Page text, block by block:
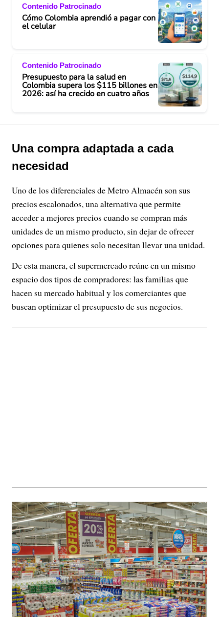
Contenido Patrocinado
Cómo Colombia aprendió a pagar con
el celular
Contenido Patrocinado
Presupuesto para la salud en
Colombia supera los $115 billones en
2026: así ha crecido en cuatro años
Una compra adaptada a cada
necesidad
Uno de los diferenciales de Metro Almacén son sus
precios escalonados, una alternativa que permite
acceder a mejores precios cuando se compran más
unidades de un mismo producto, sin dejar de ofrecer
opciones para quienes solo necesitan llevar una unidad.
De esta manera, el supermercado reúne en un mismo
espacio dos tipos de compradores: las familias que
hacen su mercado habitual y los comerciantes que
buscan optimizar el presupuesto de sus negocios.